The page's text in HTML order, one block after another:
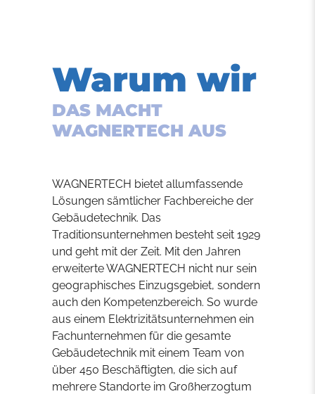
Warum wir
DAS MACHT
WAGNERTECH AUS
WAGNERTECH bietet allumfassende
Lösungen sämtlicher Fachbereiche der
Gebäudetechnik. Das
Traditionsunternehmen besteht seit 1929
und geht mit der Zeit. Mit den Jahren
erweiterte WAGNERTECH nicht nur sein
geographisches Einzugsgebiet, sondern
auch den Kompetenzbereich. So wurde
aus einem Elektrizitätsunternehmen ein
Fachunternehmen für die gesamte
Gebäudetechnik mit einem Team von
über 450 Beschäftigten, die sich auf
mehrere Standorte im Großherzogtum